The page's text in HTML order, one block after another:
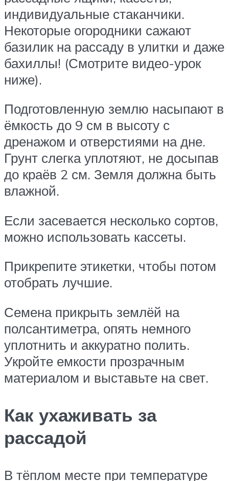
индивидуальные стаканчики.
Некоторые огородники сажают
базилик на рассаду в улитки и даже
бахиллы! (Смотрите видео-урок
ниже).
Подготовленную землю насыпают в
ёмкость до 9 см в высоту с
дренажом и отверстиями на дне.
Грунт слегка уплотяют, не досыпав
до краёв 2 см. Земля должна быть
влажной.
Если засевается несколько сортов,
можно использовать кассеты.
Прикрепите этикетки, чтобы потом
отобрать лучшие.
Семена прикрыть землёй на
полсантиметра, опять немного
уплотнить и аккуратно полить.
Укройте емкости прозрачным
материалом и выставьте на свет.
Как ухаживать за
рассадой
В тёплом месте при температуре